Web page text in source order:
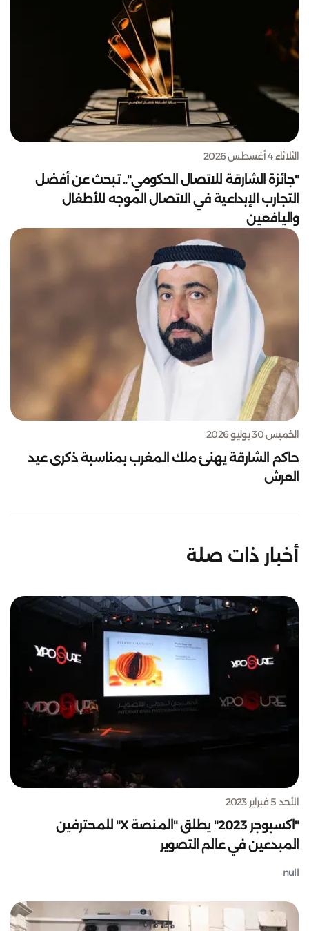
الثلاثاء 4 أغسطس 2026
"جائزة الشارقة للاتصال الحكومي".. تبحث عن أفضل
التجارب الإبداعية في الاتصال الموجه للأطفال
واليافعين
الخميس 30 يوليو 2026
حاكم الشارقة يهنئ ملك المغرب بمناسبة ذكرى عيد
العرش
أخبار ذات صلة
الأحد 5 فبراير 2023
"اكسبوجر 2023" يطلق "المنصة X" للمحترفين
المبدعين في عالم التصوير
null